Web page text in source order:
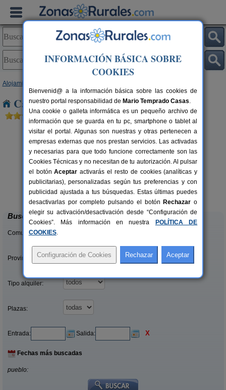
Alojamientos
Casas Rurales cerca de Aldemunde
10+3 pers.
desde20 €
Casa Rural de Barreiro
Curtis (A Coruña)
Buscar
Comunidades:
Provincias/Islas:
Tipo alquiler:
Plazas:
Entrada: Salida: X
Fechas más buscadas
pueblo:
INFORMACIÓN BÁSICA SOBRE
COOKIES
Bienvenid@ a la información básica sobre las cookies de
nuestro portal responsabilidad de Mario Temprado Casas.
Una cookie o galleta informática es un pequeño archivo de
información que se guarda en tu pc, smartphone o tablet al
visitar el portal. Algunas son nuestras y otras pertenecen a
empresas externas que nos prestan servicios. Las activadas
y necesarias para que todo funcione correctamente son las
Cookies Técnicas y no necesitan de tu autorización. Al pulsar
el botónAceptar activarás el resto de cookies (analíticas y
publicitarias), personalizadas según tus preferencias y con
publicidad ajustada a tus búsquedas. Estas últimas puedes
desactivarlas por completo pulsando el botón Rechazar o
elegir su activación/desactivación desde “Configuración de
Cookies”. Más información en nuestra
POLÍTICA DE
COOKIES.